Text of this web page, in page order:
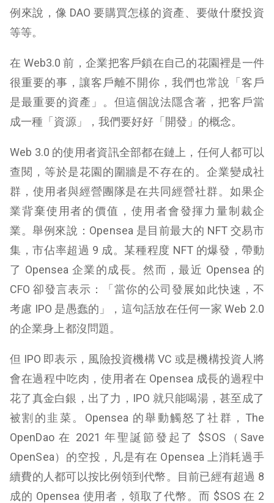
例來說，像 DAO 要購買怎樣的資產、要做什麼投資
等等。
在 Web3.0 前，企業把客戶鎖在自己的花園裡是一件
很重要的事，讓客戶離不開你，我們也常說「客戶
是最重要的資產」。但這個說法隱含著，把客戶當
成一種「資源」，我們要好好「開發」的概念。
Web 3.0 的使用者資訊全部都在鏈上，任何人都可以
查閱，等於是花園的圍牆是不存在的。企業變成社
群，使用者與經營團隊是在共同經營社群。如果企
業背棄使用者的價值，使用者會發揮力量制裁企
業。舉例來說：Opensea 是目前最大的 NFT 交易市
集，市佔率超過 9 成。某種程度 NFT 的爆發，帶動
了 Opensea 企業的成長。然而，最近 Opensea 的
CFO 卻發言表示：「當你的公司發展如此快速，不
考慮 IPO 是愚蠢的」，這句話放在任何一家 Web 2.0
的企業身上都沒問題。
但 IPO 即表示，風險投資機構 VC 或是機構投資人將
會在過程中吃肉，使用者在 Opensea 成長的過程中
花了真金白銀，出了力，IPO 就只能喝湯，甚至成了
被割的韭菜。Opensea 的舉動觸怒了社群，The
OpenDao 在 2021 年聖誕節發起了 $SOS（Save
OpenSea）的空投，凡是有在 Opensea 上消耗過手
續費的人都可以按比例領到代幣。目前已經有超過 8
成的 Opensea 使用者，領取了代幣。而 $SOS 在 2